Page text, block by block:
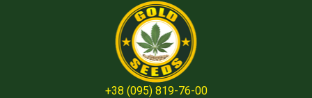
+38 (095) 819-76-00